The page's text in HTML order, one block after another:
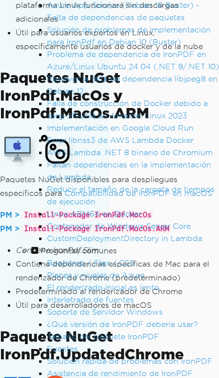
Azure App Service (Debian 10 Buster) -
Falta de dependencias de paquetes
Solución de problemas de implementación
para IronPdf en Debian 10 (Buster)
Problema de dependencia de IronPDF en
Azure/Linux Ubuntu 24.04 (.NET 9/.NET 10)
Resolver la falta de dependencia libjpeg8 en
Debian 12
Falla de construcción de Docker debido a
xorg-x11-utils en Amazon Linux 2023
Implementación en Google Cloud Run
Error libnss3 de AWS Lambda Docker
AWS Lambda .NET 8 binario de Chromium
Faltan dependencias en la implementación
de Lambda
Reducir el tamaño de la carpeta de tiempos
de ejecución
Linux ARM64 en Docker
Contenedor de Windows Server Core
CustomDeploymentDirectory in Lambda
Preguntas comunes
Bootstrap / Flex / CSS
Planes y niveles de Azure
El renderizado inicial es lento
Interletrado de fuentes
Soporte de Servidor Windows
¿Qué versión de IronPDF debería usar?
Tamaño del paquete IronPDF
Fuentes
Solución rápida de problemas con IronPDF
Asistencia de rendimiento de IronPDF
plataforma Linux funcionará sin descargas
adicionales
Útil para usuarios expertos en Linux,
específicamente usuarios de docker y de la nube
Paquetes NuGet
IronPdf.MacOs y
IronPdf.MacOs.ARM
Paquetes NuGet disponibles para despliegues
específicos paraCompatibilidad de IronPDF en macOS
PM > Install-Package IronPdf.MacOs
PM > Install-Package IronPdf.MacOs.ARM
Contiene IronPdf.Slim
Contiene dependencias específicas de Mac para el
renderizador de Chrome (predeterminado)
Predeterminado al renderizador de Chrome
Útil para desarrolladores de macOS
Paquete NuGet
IronPdf.UpdatedChrome